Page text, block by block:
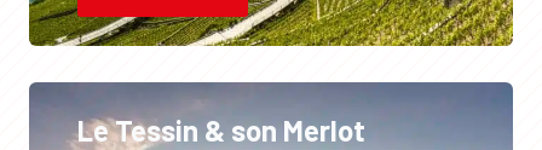
Le Tessin & son Merlot